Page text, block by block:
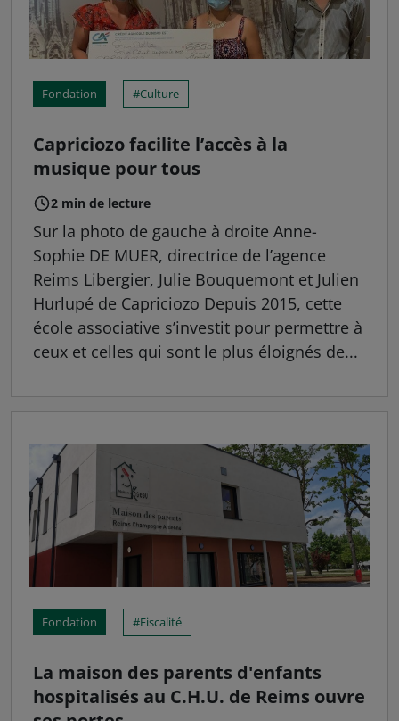
Fondation Culture
Capriciozo facilite l’accès à la
musique pour tous
2 min de lecture
Sur la photo de gauche à droite Anne-
Sophie DE MUER, directrice de l’agence
Reims Libergier, Julie Bouquemont et Julien
Hurlupé de Capriciozo Depuis 2015, cette
école associative s’investit pour permettre à
ceux et celles qui sont le plus éloignés de...
Fondation Fiscalité
La maison des parents d'enfants
hospitalisés au C.H.U. de Reims ouvre